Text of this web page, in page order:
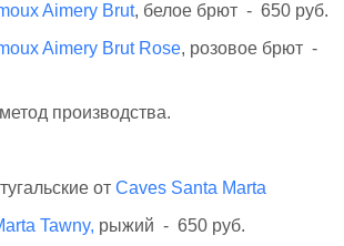
Aimery Brut, белое брют - 650 руб.
Aimery Brut Rose, розовое брют -
производства.
от Caves Santa Marta
Tawny, рыжий - 650 руб.